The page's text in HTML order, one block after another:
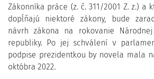
Zákonníka práce (z. č. 311/2001 Z. z.) a
dopĺňajú niektoré zákony, bude
návrh zákona na rokovanie
republiky. Po jej schválení v
podpise prezidentkou by novela mala
októbra 2022.